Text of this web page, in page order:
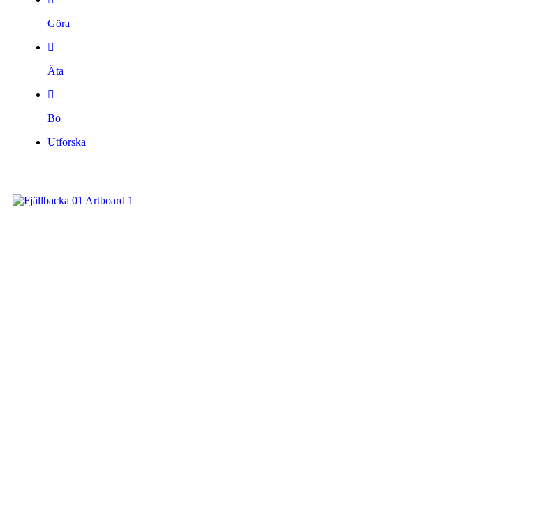
Göra
Äta
Bo
Utforska